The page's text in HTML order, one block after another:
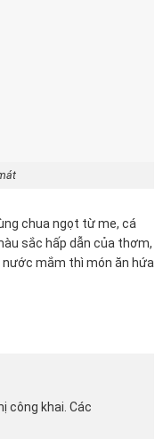
chua ngọt từ me, cá
sắc hấp dẫn của thơm,
nước mắm thì món ăn hứa
công khai. Các